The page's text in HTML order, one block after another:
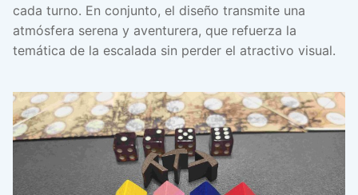
cada turno. En conjunto, el diseño transmite una
atmósfera serena y aventurera, que refuerza la
temática de la escalada sin perder el atractivo visual.